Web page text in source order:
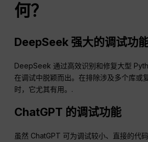
何？
DeepSeek 强大的调试功
DeepSeek 通过高效识别和修复大型
在调试中脱颖而出。在排除涉及多个库或
时，它尤其有用。.
ChatGPT 的调试功能
虽然 ChatGPT 可为调试较小、直接的代